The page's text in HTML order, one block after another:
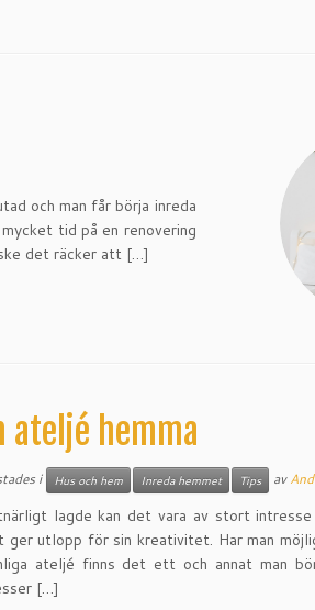
och man får börja inreda
tid på en renovering
det räcker att […]
ateljé hemma
i Hus och hem Inreda hemmet Tips av
lagde kan det vara av stort
ger utlopp för sin kreativitet. Har man
ateljé finns det ett och annat man
[…]